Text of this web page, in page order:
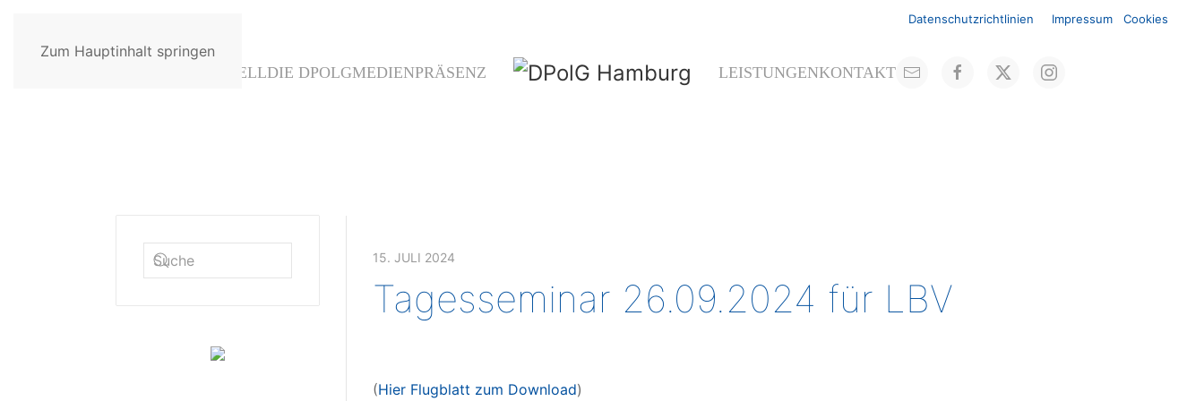
Zum Hauptinhalt springen
Datenschutzrichtlinien Impressum Cookies
AKTUELLDIE DPOLGMEDIENPRÄSENZ LEISTUNGENKONTAKT
15. JULI 2024
Tagesseminar 26.09.2024 für LBV
(Hier Flugblatt zum Download)